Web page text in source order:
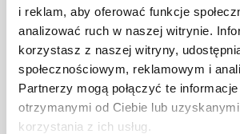
i reklam, aby oferować funkcje
analizować ruch w naszej witrynie.
korzystasz z naszej witryny,
społecznościowym, reklamowym i
Partnerzy mogą połączyć te
otrzymanymi od Ciebie lub
korzystania z ich usług.
Опаковка от хартия